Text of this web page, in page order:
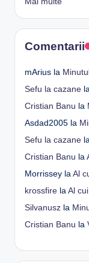
Comentarii
mArius la
Sefu la cazane la
Cristian Banu la
Asdad2005 la
Sefu la cazane la
Cristian Banu la
Morrissey la Al
krossfire la Al
Silvanusz la
Cristian Banu la